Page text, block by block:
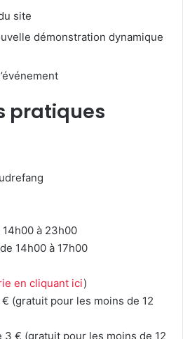
site
démonstration dynamique
pratiques
à 23h00
14h00 à 17h00
en cliquant ici)
(gratuit pour les moins de 12
3 € (gratuit pour les moins de 12